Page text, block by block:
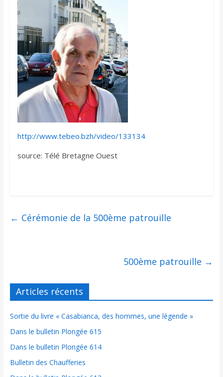
http://www.tebeo.bzh/video/133134
source: Télé Bretagne Ouest
← Cérémonie de la 500ème patrouille
500ème patrouille →
Articles récents
Sortie du livre « Casabianca, des hommes, une légende »
Dans le bulletin Plongée 615
Dans le bulletin Plongée 614
Bulletin des Chaufferies